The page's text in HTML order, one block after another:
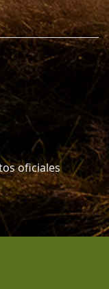
oficiales